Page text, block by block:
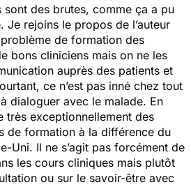
sont des brutes, comme ça a pu
Je rejoins le propos de l’auteur
de formation des
bons cliniciens mais on ne les
auprès des patients et
ce n’est pas inné chez tout
dialoguer avec le malade. En
très exceptionnellement des
de formation à la différence du
Uni. Il ne s’agit pas forcément de
les cours cliniques mais plutôt
ou sur le savoir-être avec